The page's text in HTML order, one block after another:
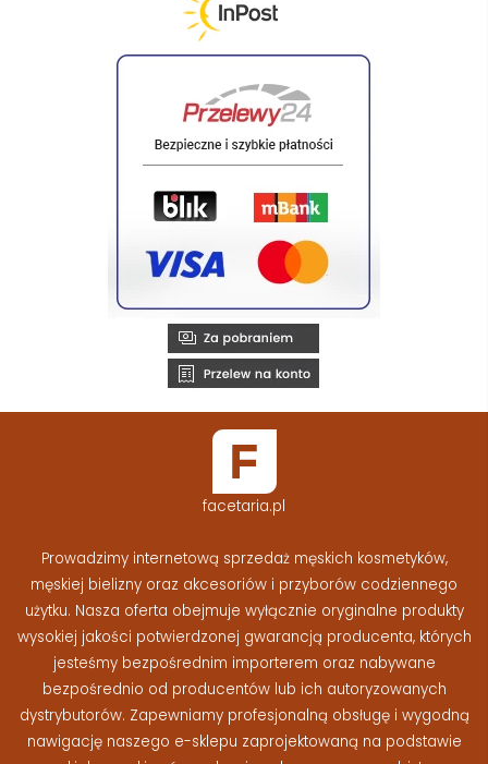
facetaria.pl
Prowadzimy internetową sprzedaż męskich kosmetyków,
męskiej bielizny oraz akcesoriów i przyborów codziennego
użytku. Nasza oferta obejmuje wyłącznie oryginalne produkty
wysokiej jakości potwierdzonej gwarancją producenta, których
jesteśmy bezpośrednim importerem oraz nabywane
bezpośrednio od producentów lub ich autoryzowanych
dystrybutorów. Zapewniamy profesjonalną obsługę i wygodną
nawigację naszego e-sklepu zaprojektowaną na podstawie